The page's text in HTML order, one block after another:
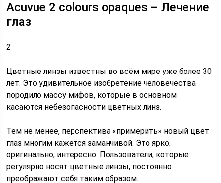
Acuvue 2 colours opaques – Лечение
глаз
2
Цветные линзы известны во всём мире уже более 30
лет. Это удивительное изобретение человечества
породило массу мифов, которые в основном
касаются небезопасности цветных линз.
Тем не менее, перспектива «примерить» новый цвет
глаз многим кажется заманчивой. Это ярко,
оригинально, интересно. Пользователи, которые
регулярно носят цветные линзы, постоянно
преображают себя таким образом.